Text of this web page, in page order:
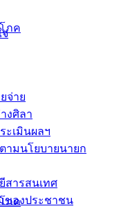
ภค
จ่าย
งศิลา
ะเมินผลฯ
ามนโยบายนายก
สารสนเทศ
ของประชาชน
ภค